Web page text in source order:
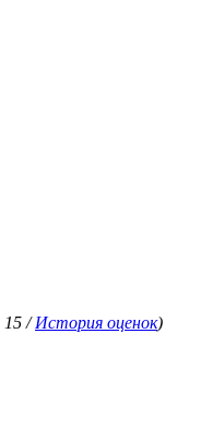
15 /История оценок)